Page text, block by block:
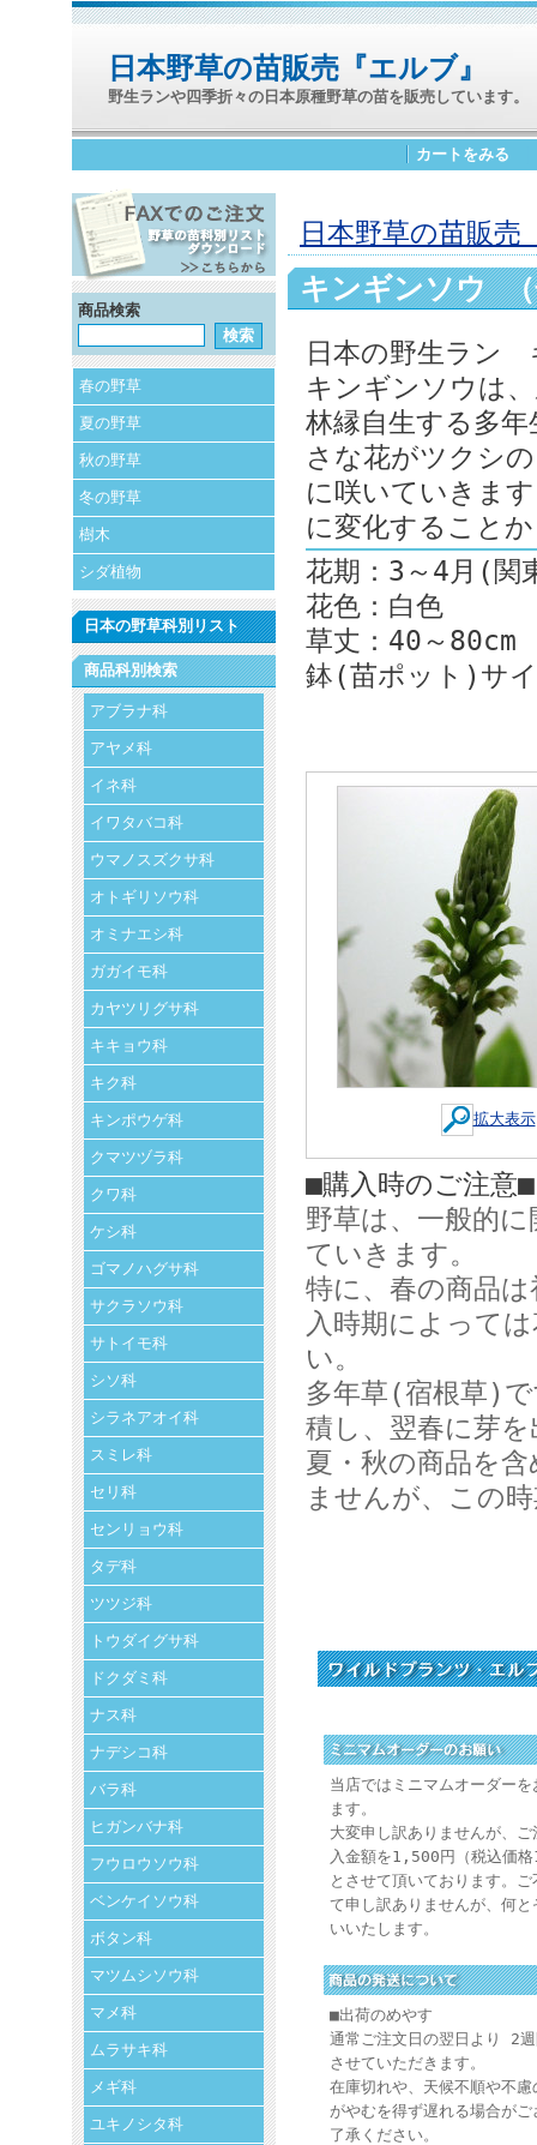
日本野草の苗販売『エルブ』
野生ランや四季折々の日本原種野草の苗を販売しています。
カートをみる
商品検索
春の野草
夏の野草
秋の野草
冬の野草
樹木
シダ植物
日本の野草科別リスト
商品科別検索
アブラナ科
アヤメ科
イネ科
イワタバコ科
ウマノスズクサ科
オトギリソウ科
オミナエシ科
ガガイモ科
カヤツリグサ科
キキョウ科
キク科
キンポウゲ科
クマツヅラ科
クワ科
ケシ科
ゴマノハグサ科
サクラソウ科
サトイモ科
シソ科
シラネアオイ科
スミレ科
セリ科
センリョウ科
タデ科
ツツジ科
トウダイグサ科
ドクダミ科
ナス科
ナデシコ科
バラ科
ヒガンバナ科
フウロウソウ科
ベンケイソウ科
ボタン科
マツムシソウ科
マメ科
ムラサキ科
メギ科
ユキノシタ科
日本野草の苗販売
キンギンソウ
日本の野生ラン
キンギンソウは
林縁自生する多
さな花がツクシ
に咲いていきま
に変化すること
花期：3～4月(関
花色：白色
草丈：40～80cm
鉢(苗ポット)サ
拡大表示
■購入時のご注意■
野草は、一般的
ていきます。
特に、春の商品
入時期によって
い。
多年草(宿根草)
積し、翌春に芽
夏・秋の商品を
ませんが、この
当店ではミニマムオーダー
ます。
大変申し訳ありませんが、
入金額を1,500円（税込価
とさせて頂いております。
て申し訳ありませんが、何
いいたします。
■出荷のめやす
通常ご注文日の翌日より 2
させていただきます。
在庫切れや、天候不順や不
がやむを得ず遅れる場合が
了承ください。